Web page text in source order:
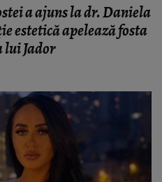
a ajuns la dr. Daniela
estetică apelează fosta
Jador